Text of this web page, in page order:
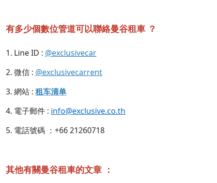
有多少個數位管道可以聯絡曼谷租車 ？
1. Line ID : @exclusivecar
2. 微信 : @exclusivecarrent
3. 網站 : 租车清单
4. 電子郵件 : info@exclusive.co.th
5. 電話號碼 ：+66 21260718
其他有關曼谷租車的文章 ：